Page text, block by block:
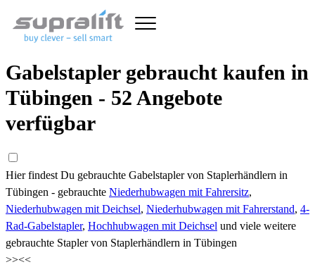
Gabelstapler gebraucht kaufen in
Tübingen - 52 Angebote
verfügbar
Hier findest Du gebrauchte Gabelstapler von Staplerhändlern in
Tübingen - gebrauchte Niederhubwagen mit Fahrersitz,
Niederhubwagen mit Deichsel, Niederhubwagen mit Fahrerstand, 4-
Rad-Gabelstapler, Hochhubwagen mit Deichsel und viele weitere
gebrauchte Stapler von Staplerhändlern in Tübingen
>><<